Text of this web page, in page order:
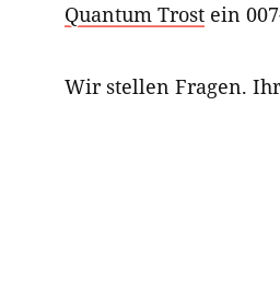
Quantum Trost ein
Wir stellen Fragen.